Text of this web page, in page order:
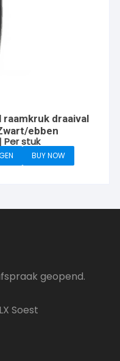
draaival
ebben
| Per stuk
BUY NOW
geopend.
Soest